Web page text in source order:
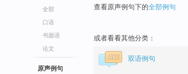
全部
口语
书面语
论文
原声例句
查看原声例句下的全部例句
或者看看其他分类：
双语例句